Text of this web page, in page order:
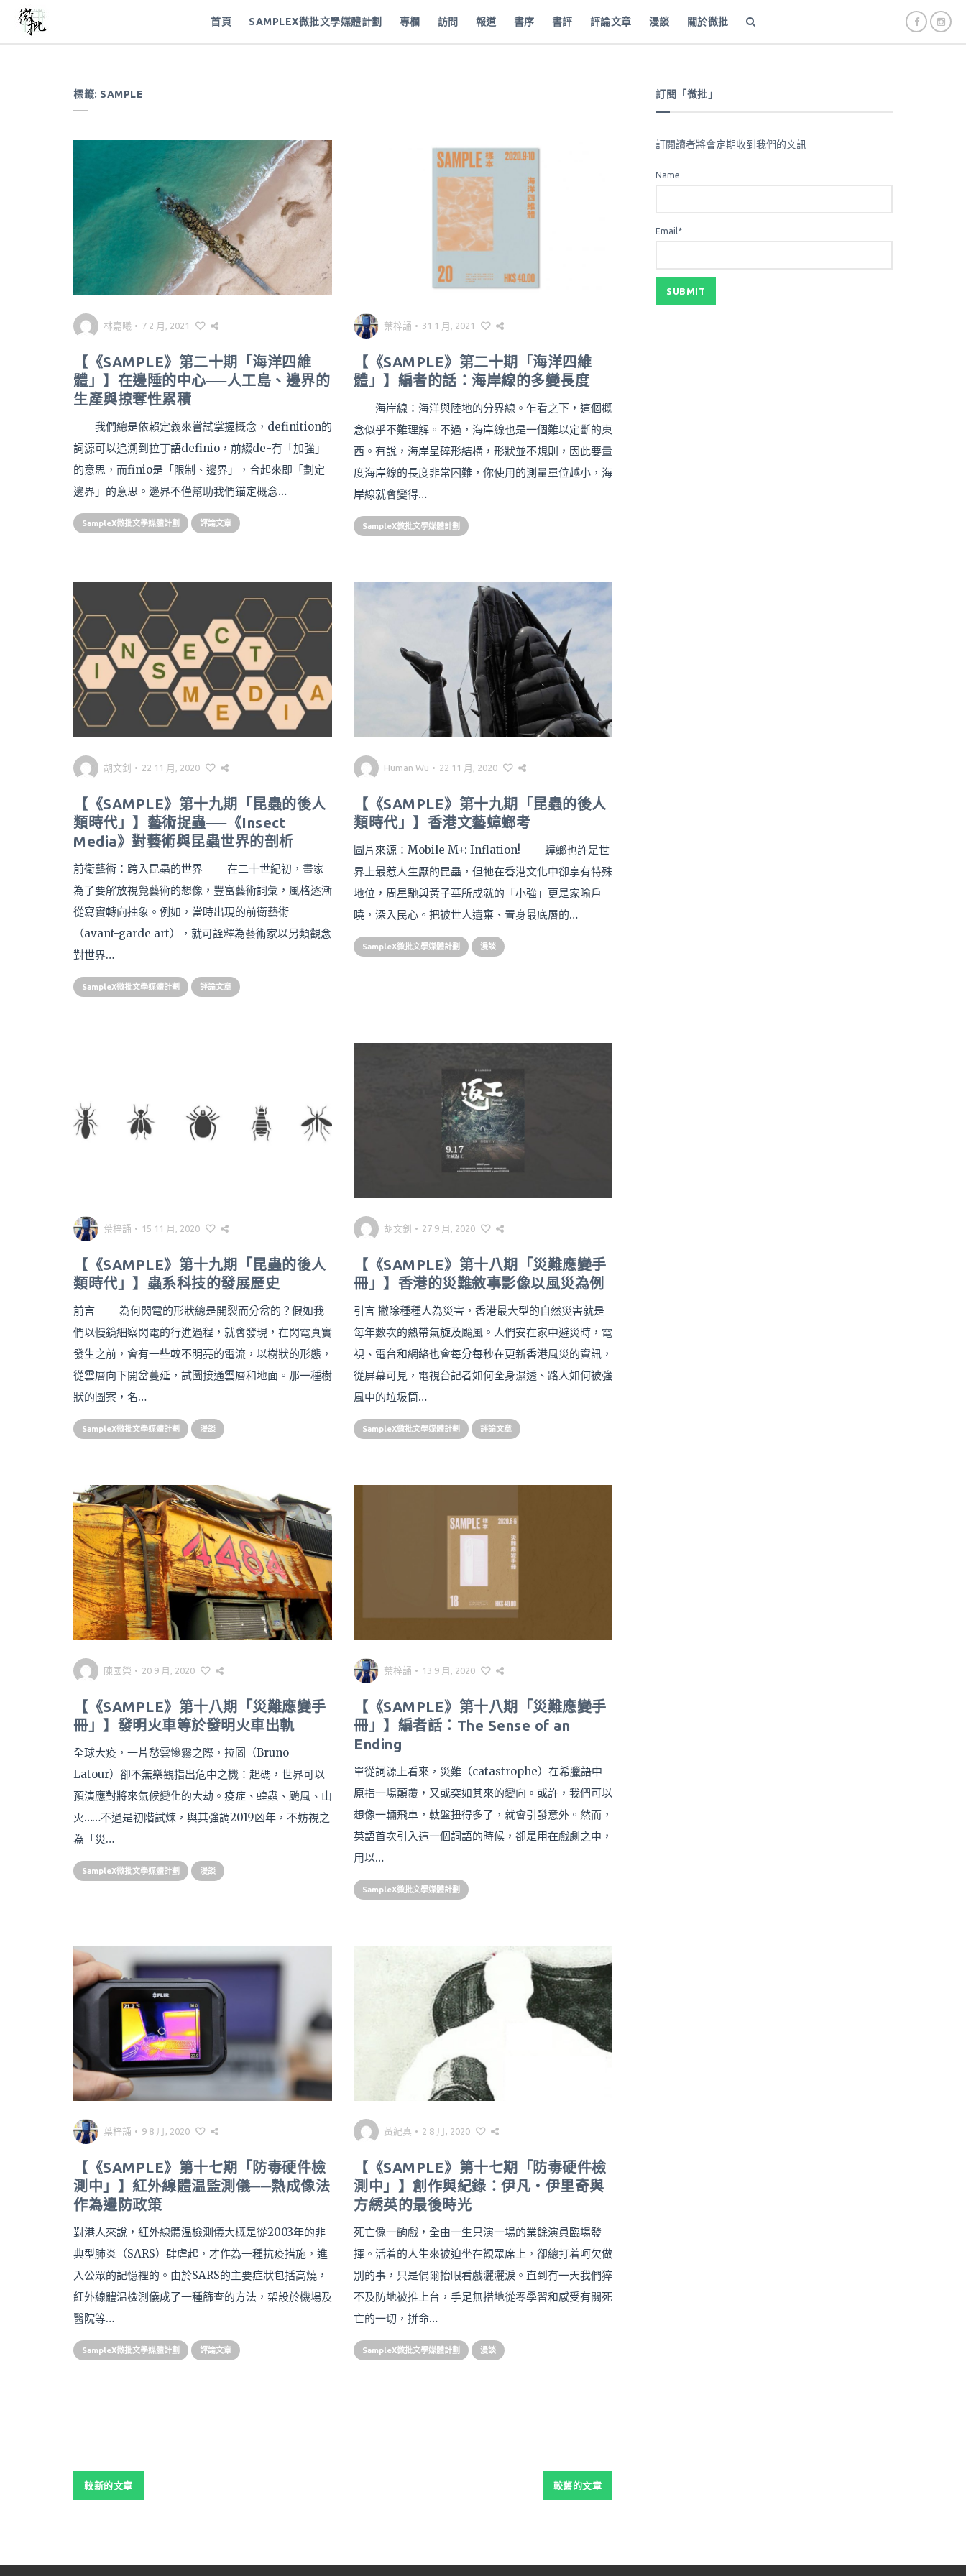
首頁 SAMPLEX微批文學媒體計劃 專欄 訪問 報道 書序 書評 評論文章 漫談 關於微批
標籤: SAMPLE
林嘉曦 • 7 2 月, 2021
【《SAMPLE》第二十期「海洋四維
體」】在邊陲的中心──人工島、邊界的
生產與掠奪性累積
我們總是依賴定義來嘗試掌握概念，definition的
詞源可以追溯到拉丁語definio，前綴de-有「加強」
的意思，而finio是「限制、邊界」，合起來即「劃定
邊界」的意思。邊界不僅幫助我們錨定概念…
SampleX微批文學媒體計劃 評論文章
葉梓誦 • 31 1 月, 2021
【《SAMPLE》第二十期「海洋四維
體」】編者的話：海岸線的多變長度
海岸線：海洋與陸地的分界線。乍看之下，這個概
念似乎不難理解。不過，海岸線也是一個難以定斷的東
西。有說，海岸呈碎形結構，形狀並不規則，因此要量
度海岸線的長度非常困難，你使用的測量單位越小，海
岸線就會變得…
SampleX微批文學媒體計劃
胡文釗 • 22 11 月, 2020
【《SAMPLE》第十九期「昆蟲的後人
類時代」】藝術捉蟲──《Insect
Media》對藝術與昆蟲世界的剖析
前衛藝術：跨入昆蟲的世界 在二十世紀初，畫家
為了要解放視覺藝術的想像，豐富藝術詞彙，風格逐漸
從寫實轉向抽象。例如，當時出現的前衛藝術
（avant-garde art），就可詮釋為藝術家以另類觀念
對世界…
SampleX微批文學媒體計劃 評論文章
Human Wu • 22 11 月, 2020
【《SAMPLE》第十九期「昆蟲的後人
類時代」】香港文藝蟑螂考
圖片來源：Mobile M+: Inflation! 蟑螂也許是世
界上最惹人生厭的昆蟲，但牠在香港文化中卻享有特殊
地位，周星馳與黃子華所成就的「小強」更是家喻戶
曉，深入民心。把被世人遺棄、置身最底層的…
SampleX微批文學媒體計劃 漫談
葉梓誦 • 15 11 月, 2020
【《SAMPLE》第十九期「昆蟲的後人
類時代」】蟲系科技的發展歷史
前言 為何閃電的形狀總是開裂而分岔的？假如我
們以慢鏡細察閃電的行進過程，就會發現，在閃電真實
發生之前，會有一些較不明亮的電流，以樹狀的形態，
從雲層向下開岔蔓延，試圖接通雲層和地面。那一種樹
狀的圖案，名…
SampleX微批文學媒體計劃 漫談
胡文釗 • 27 9 月, 2020
【《SAMPLE》第十八期「災難應變手
冊」】香港的災難敘事影像以風災為例
引言 撇除種種人為災害，香港最大型的自然災害就是
每年數次的熱帶氣旋及颱風。人們安在家中避災時，電
視、電台和網絡也會每分每秒在更新香港風災的資訊，
從屏幕可見，電視台記者如何全身濕透、路人如何被強
風中的垃圾筒…
SampleX微批文學媒體計劃 評論文章
陳國榮 • 20 9 月, 2020
【《SAMPLE》第十八期「災難應變手
冊」】發明火車等於發明火車出軌
全球大疫，一片愁雲慘霧之際，拉圖（Bruno
Latour）卻不無樂觀指出危中之機：起碼，世界可以
預演應對將來氣候變化的大劫。疫症、蝗蟲、颱風、山
火……不過是初階試煉，與其強調2019凶年，不妨視之
為「災…
SampleX微批文學媒體計劃 漫談
葉梓誦 • 13 9 月, 2020
【《SAMPLE》第十八期「災難應變手
冊」】編者話：The Sense of an
Ending
單從詞源上看來，災難（catastrophe）在希臘語中
原指一場顛覆，又或突如其來的變向。或許，我們可以
想像一輛飛車，軚盤扭得多了，就會引發意外。然而，
英語首次引入這一個詞語的時候，卻是用在戲劇之中，
用以…
SampleX微批文學媒體計劃
葉梓誦 • 9 8 月, 2020
【《SAMPLE》第十七期「防毒硬件檢
測中」】紅外線體温監測儀──熱成像法
作為邊防政策
對港人來說，紅外線體温檢測儀大概是從2003年的非
典型肺炎（SARS）肆虐起，才作為一種抗疫措施，進
入公眾的記憶裡的。由於SARS的主要症狀包括高燒，
紅外線體温檢測儀成了一種篩查的方法，架設於機場及
醫院等…
SampleX微批文學媒體計劃 評論文章
黃紀真 • 2 8 月, 2020
【《SAMPLE》第十七期「防毒硬件檢
測中」】創作與紀錄：伊凡・伊里奇與
方綉英的最後時光
死亡像一齣戲，全由一生只演一場的業餘演員臨場發
揮。活着的人生來被迫坐在觀眾席上，卻總打着呵欠做
別的事，只是偶爾抬眼看戲灑灑淚。直到有一天我們猝
不及防地被推上台，手足無措地從零學習和感受有關死
亡的一切，拼命…
SampleX微批文學媒體計劃 漫談
文
章
較舊的文章
較新的文章
訂閱「微批」
訂閱讀者將會定期收到我們的文訊
Name
Email*